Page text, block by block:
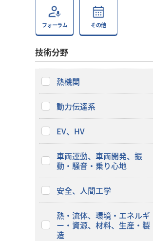
フォーラム その他
技術分野
熱機関
動力伝達系
EV、HV
車両運動、車両開発、振
動・騒音・乗り心地
安全、人間工学
熱・流体、環境・エネルギ
ー・資源、材料、生産・製
造